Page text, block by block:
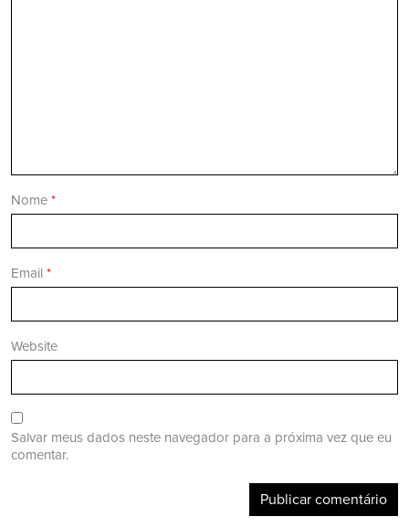
Nome *
Email *
Website
Salvar meus dados neste navegador para a próxima vez que eu
comentar.